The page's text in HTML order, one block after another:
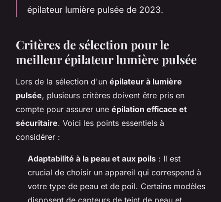
épilateur lumière pulsée de 2023.
Critères de sélection pour le
meilleur épilateur lumière pulsée
Lors de la sélection d'un épilateur à lumière
pulsée, plusieurs critères doivent être pris en
compte pour assurer une épilation efficace et
sécuritaire. Voici les points essentiels à
considérer :
Adaptabilité à la peau et aux poils : Il est
crucial de choisir un appareil qui correspond à
votre type de peau et de poil. Certains modèles
disposent de capteurs de teint de peau et